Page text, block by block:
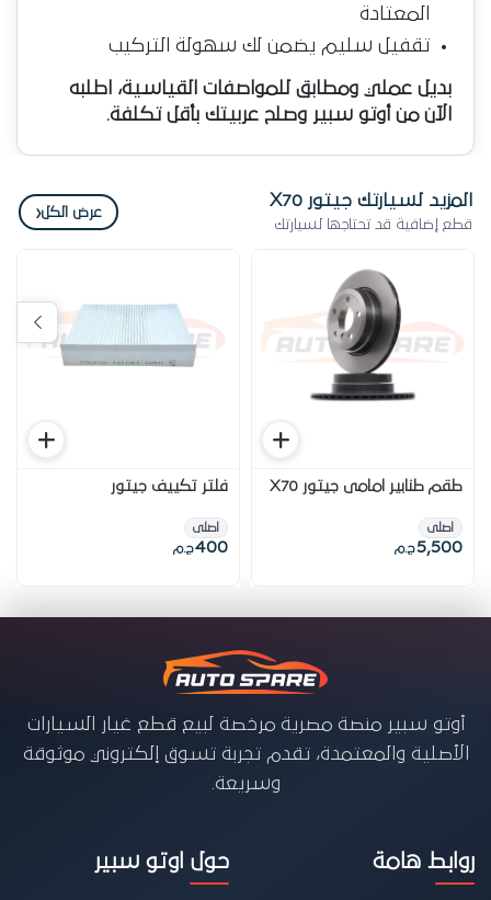
المعتادة
تقفيل سليم يضمن لك سهولة التركيب
بديل عملي ومطابق للمواصفات القياسية، اطلبه
الآن من أوتو سبير وصلح عربيتك بأقل تكلفة.
المزيد لسيارتك جيتور X70
قطع إضافية قد تحتاجها لسيارتك
عرض الكل‹
طقم طنابير امامى جيتور X70
اصلى
5,500ج.م
فلتر تكييف جيتور
اصلى
400ج.م
أوتو سبير منصة مصرية مرخصة لبيع قطع غيار السيارات
الأصلية والمعتمدة، تقدم تجربة تسوق إلكتروني موثوقة
وسريعة.
روابط هامة حول اوتو سبير